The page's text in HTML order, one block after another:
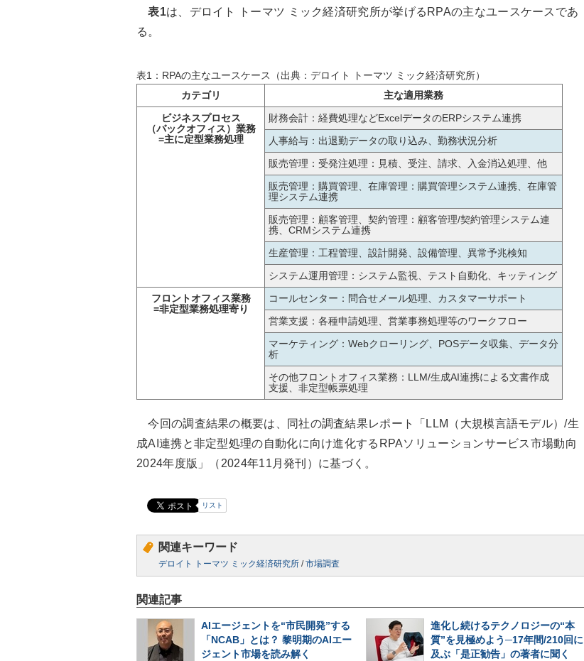
表1は、デロイト トーマツ ミック経済研究所が挙げるRPAの主なユースケースであ
る。
表1：RPAの主なユースケース（出典：デロイト トーマツ ミック経済研究所）
カテゴリ
主な適用業務
ビジネスプロセス
（バックオフィス）業務
=主に定型業務処理
財務会計：経費処理などExcelデータのERPシステム連携
人事給与：出退勤データの取り込み、勤務状況分析
販売管理：受発注処理：見積、受注、請求、入金消込処理、他
販売管理：購買管理、在庫管理：購買管理システム連携、在庫管
理システム連携
販売管理：顧客管理、契約管理：顧客管理/契約管理システム連
携、CRMシステム連携
生産管理：工程管理、設計開発、設備管理、異常予兆検知
システム運用管理：システム監視、テスト自動化、キッティング
フロントオフィス業務
=非定型業務処理寄り
コールセンター：問合せメール処理、カスタマーサポート
営業支援：各種申請処理、営業事務処理等のワークフロー
マーケティング：Webクローリング、POSデータ収集、データ分
析
その他フロントオフィス業務：LLM/生成AI連携による文書作成
支援、非定型帳票処理
今回の調査結果の概要は、同社の調査結果レポート「LLM（大規模言語モデル）/生
成AI連携と非定型処理の自動化に向け進化するRPAソリューションサービス市場動向
2024年度版」（2024年11月発刊）に基づく。
リスト
関連キーワード
デロイト トーマツ ミック経済研究所 /市場調査
関連記事
AIエージェントを“市民開発”する
「NCAB」とは？ 黎明期のAIエー
ジェント市場を読み解く
進化し続けるテクノロジーの“本
質”を見極めよう─17年間/210回に
及ぶ「是正勧告」の著者に聞く